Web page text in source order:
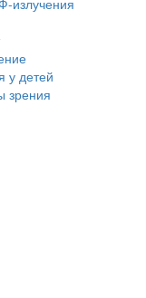
излучения
у детей
зрения